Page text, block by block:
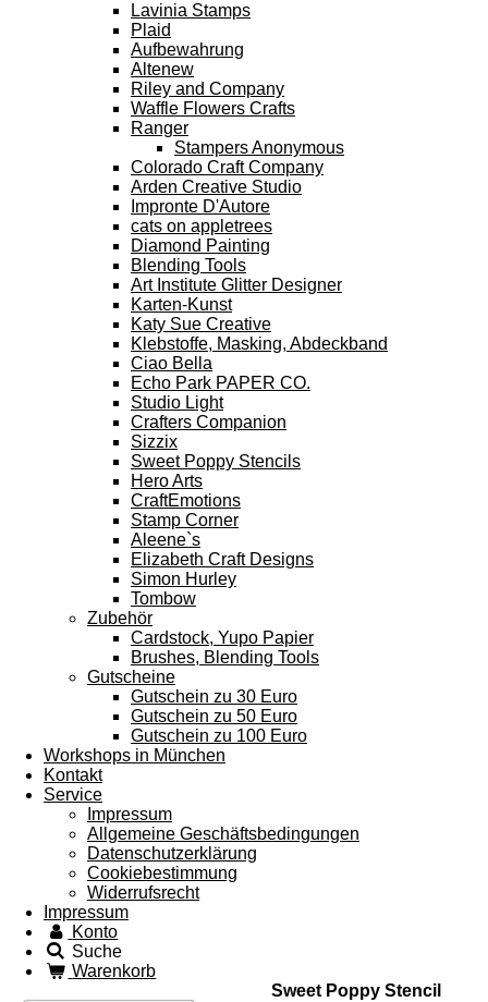
Lavinia Stamps
Plaid
Aufbewahrung
Altenew
Riley and Company
Waffle Flowers Crafts
Ranger
Stampers Anonymous
Colorado Craft Company
Arden Creative Studio
Impronte D'Autore
cats on appletrees
Diamond Painting
Blending Tools
Art Institute Glitter Designer
Karten-Kunst
Katy Sue Creative
Klebstoffe, Masking, Abdeckband
Ciao Bella
Echo Park PAPER CO.
Studio Light
Crafters Companion
Sizzix
Sweet Poppy Stencils
Hero Arts
CraftEmotions
Stamp Corner
Aleene`s
Elizabeth Craft Designs
Simon Hurley
Tombow
Zubehör
Cardstock, Yupo Papier
Brushes, Blending Tools
Gutscheine
Gutschein zu 30 Euro
Gutschein zu 50 Euro
Gutschein zu 100 Euro
Workshops in München
Kontakt
Service
Impressum
Allgemeine Geschäftsbedingungen
Datenschutzerklärung
Cookiebestimmung
Widerrufsrecht
Impressum
Konto
Suche
Warenkorb
Sweet Poppy Stencil